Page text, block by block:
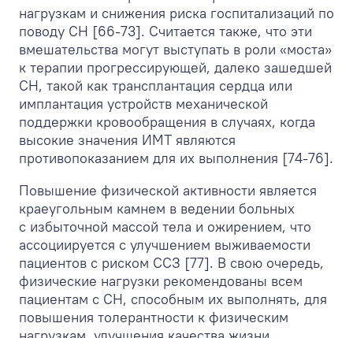
нагрузкам и снижения риска госпитализаций по
поводу СН [66-73]. Считается также, что эти
вмешательства могут выступать в роли «моста»
к терапии прогрессирующей, далеко зашедшей
СН, такой как трансплантация сердца или
имплантация устройств механической
поддержки кровообращения в случаях, когда
высокие значения ИМТ являются
противопоказанием для их выполнения [74-76].
Повышение физической активности является
краеугольным камнем в ведении больных
с избыточной массой тела и ожирением, что
ассоциируется с улучшением выживаемости
пациентов с риском ССЗ [77]. В свою очередь,
физические нагрузки рекомендованы всем
пациентам с СН, способным их выполнять, для
повышения толерантности к физическим